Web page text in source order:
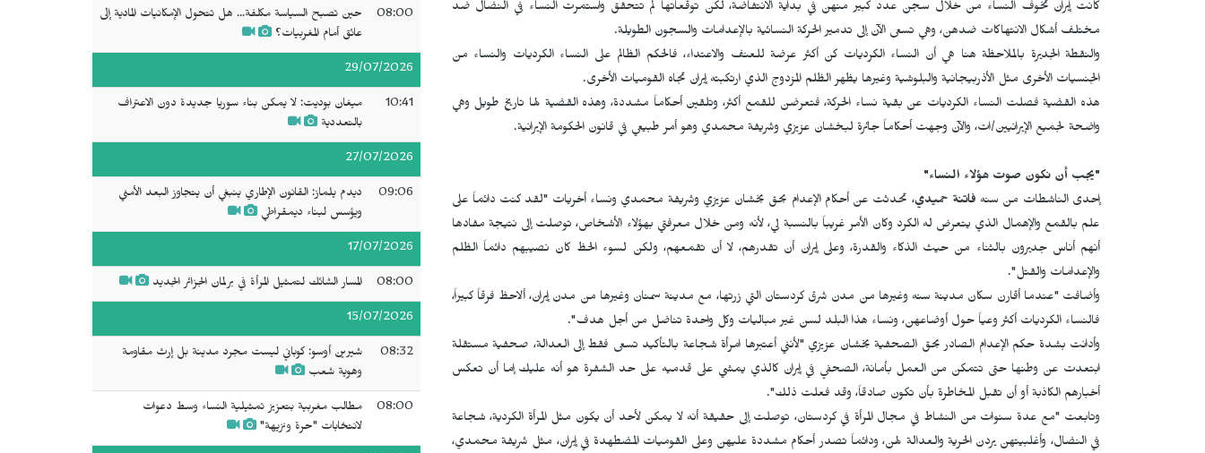
كانت إيران تخوف النساء من خلال سجن عدد كبير منهن في بداية الانتفاضة، لكن توقعاتها لم تتحقق واستمرت النساء في النضال ضد
مختلف أشكال الانتهاكات ضدهن، وهي تسعى الآن إلى تدمير الحركة النسائية بالإعدامات والسجون الطويلة.
والنقطة الجديرة بالملاحظة هنا هي أن النساء الكرديات كن أكثر عرضة للعنف والاعتداء، فالحكم الظالم على النساء الكرديات والنساء من
الجنسيات الأخرى مثل الأذربيجانية والبلوشية وغيرها يظهر الظلم المزدوج الذي ارتكبته إيران تجاه القوميات الأخرى.
هذه القضية فصلت النساء الكرديات عن بقية نساء الحركة، فتعرضن للقمع أكثر، وتلقين أحكاماً مشددة، وهذه القضية لها تاريخ طويل وهي
واضحة لجميع الإيرانيين/ات، والآن وجهت أحكاماً جائرة لبخشان عزيزي وشريفة محمدي وهو أمر طبيعي في قانون الحكومة الإيرانية.
"يجب أن نكون صوت هؤلاء النساء"
إحدى الناشطات من سنه فاتنة حميدي، تحدثت عن أحكام الإعدام بحق بخشان عزيزي وشريفة محمدي ونساء أخريات "لقد كنت دائماً على
علم بالقمع والإهمال الذي يتعرض له الكرد وكان الأمر غريباً بالنسبة لي، لأنه ومن خلال معرفتي بهؤلاء الأشخاص، توصلت إلى نتيجة مفادها
أنهم أناس جديرون بالثناء من حيث الذكاء والقدرة، وعلى إيران أن تقدرهم، لا أن تقمعهم، ولكن لسوء الحظ كان نصيبهم دائماً الظلم
والإعدامات والقتل".
وأضافت "عندما أقارن سكان مدينة سنه وغيرها من مدن شرق كردستان التي زرتها، مع مدينة سمنان وغيرها من مدن إيران، ألاحظ فرقاً كبيراً،
فالنساء الكرديات أكثر وعياً حول أوضاعهن، ونساء هذا البلد لسن غير مباليات وكل واحدة تناضل من أجل هدف".
وأدانت بشدة حكم الإعدام الصادر بحق الصحفية بخشان عزيزي "لأنني أعتبرها امرأة شجاعة بالتأكيد تسعى فقط إلى العدالة، صحفية مستقلة
ابتعدت عن وطنها حتى تتمكن من العمل بأمانة، الصحفي في إيران كالذي يمشي على قدميه على حد الشفرة هو أنه عليك إما أن تعكس
أخبارهم الكاذبة أو أن تقبل المخاطرة بأن تكون صادقاً، وقد فعلت ذلك".
وتابعت "مع عدة سنوات من النشاط في مجال المرأة في كردستان، توصلت إلى حقيقة أنه لا يمكن لأحد أن يكون مثل المرأة الكردية، شجاعة
في النضال، وأغلبيتهن يردن الحرية والعدالة لهن، ودائماً تصدر أحكام مشددة عليهن وعلى القوميات المضطهدة في إيران، مثل شريفة محمدي،
08:00
حين تصبح السياسة مكلفة... هل تتحول الإمكانيات المادية إلى
عائق أمام المغربيات؟
29/07/2026
10:41
ميغان بوديت: لا يمكن بناء سوريا جديدة دون الاعتراف
بالتعددية
27/07/2026
09:06
ديدم يلماز: القانون الإطاري ينبغي أن يتجاوز البعد الأمني
ويؤسس لبناء ديمقراطي
17/07/2026
08:00 المسار الشائك لتمثيل المرأة في برلمان الجزائر الجديد
15/07/2026
08:32
شيرين أوسو: كوباني ليست مجرد مدينة بل إرث مقاومة
وهوية شعب
08:00
مطالب مغربية بتعزيز تمثيلية النساء وسط دعوات
لانتخابات "حرة ونزيهة"